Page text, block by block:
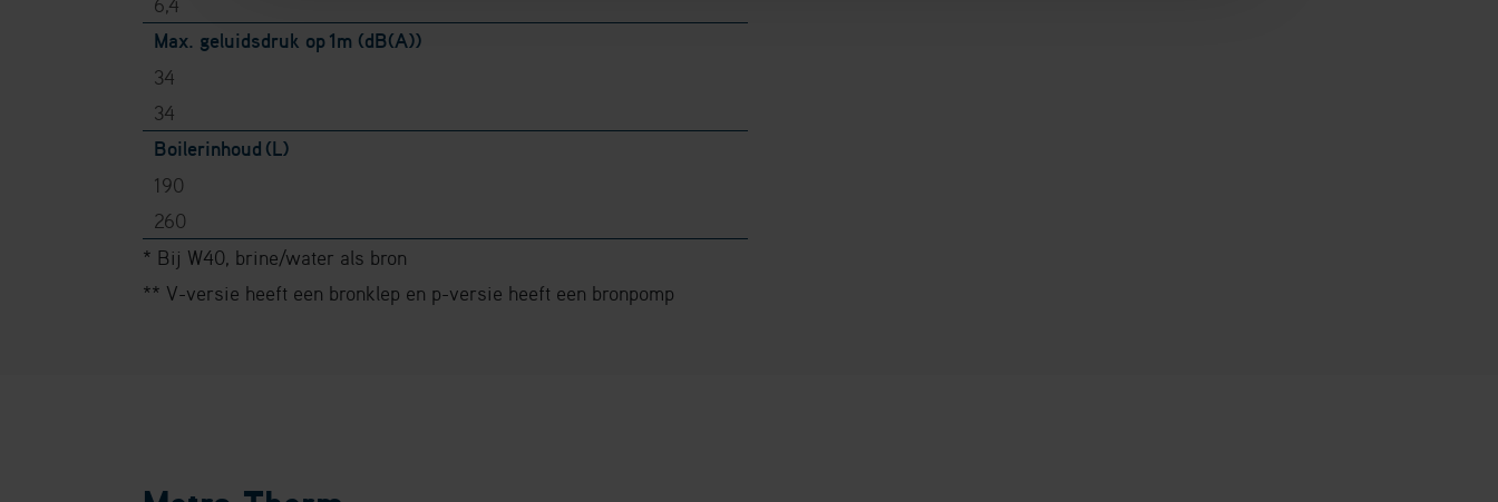
Max. geluidsdruk op1m (dB(A))
34
34
Boilerinhoud (L)
190
260
* Bij W40, brine/water als bron
** V-versie heeft een bronklep en p-versie heeft een bronpomp